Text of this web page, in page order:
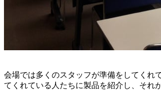
会場では多くのスタッフが準備をしてくれ
てくれている人たちに製品を紹介し、それ